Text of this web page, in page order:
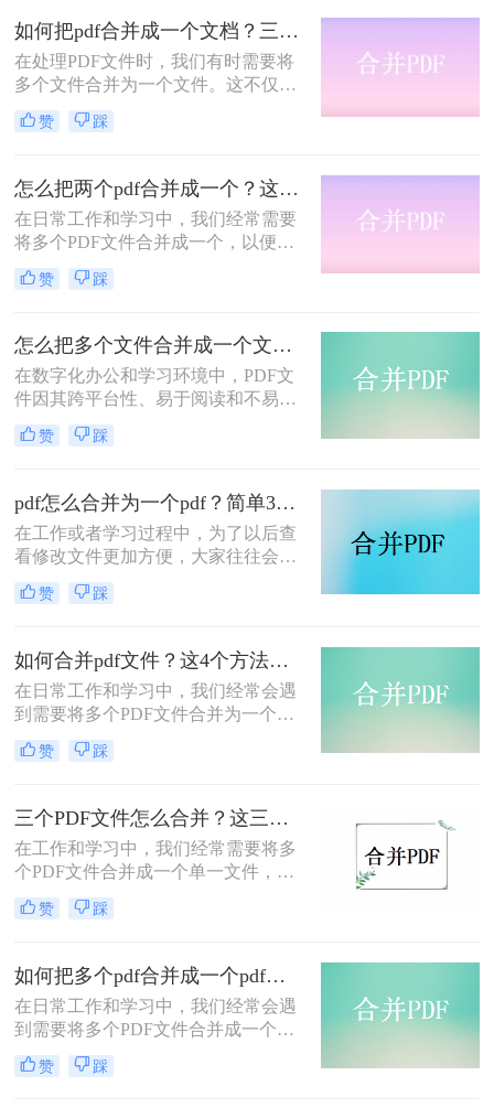
并怎么弄呢？本文将介绍两种PDF合
并的方法。
如何把pdf合并成一个文档？三个方法教会你！
在处理PDF文件时，我们有时需要将
多个文件合并为一个文件。这不仅方
便整理和归档，还能更好地进行分享
和传输。有多种方法可以实现这一需
呢？下面将介绍三种常用的方法。
赞 踩
怎么把两个pdf合并成一个？这三个方法教你合并文件！
在日常工作和学习中，我们经常需要
将多个PDF文件合并成一个，以便于
分享、打印和存档。那么怎么把两个
pdf合并成一个呢？本文将介绍三种常
法，帮助您根据不同的需求选择最合
适的方式。
赞 踩
怎么把多个文件合并成一个文件？这3个方法收藏起来吧！
在数字化办公和学习环境中，PDF文
件因其跨平台性、易于阅读和不易被
篡改的特性而广受欢迎。然而，随着
日常工作的积累，我们可能会面临需
情况，以便于整理、分享或存档。那
么怎么把多个文件合并成一个文件
呢？本文将详细介绍几种将多个PDF
文件合并成一个文件的有效方法，帮
助您高效管理PDF文档。
赞 踩
pdf怎么合并为一个pdf？简单3种方法请查收！
在工作或者学习过程中，为了以后查
看修改文件更加方便，大家往往会把
不同类型的文件信息保存到不一样的
文档中，就比如现在比较常用的PDF
个文件夹。这样操作有利也有弊，不
同的内容放到不一样的地方，虽然不
会造成混淆，但是整合内容就会变得
麻烦了，遇到这种情况，我们就可以
把这些PDF文档合并成为一个，这样
同类型的文件就会整合在一个文档里
呢？下面一起看看吧。
赞 踩
如何合并pdf文件？这4个方法帮你搞定！
在日常工作和学习中，我们经常会遇
到需要将多个PDF文件合并为一个文
件的情况。无论是整理研究报告、整
理会议纪要还是整合同一主题的多个
需求。幸运的是，这个过程并不复
杂，有多种方法可以实现。那么如何
合并pdf文件呢？本文将介绍几种常见
的合并PDF文件的方法。
赞 踩
三个PDF文件怎么合并？这三种操作方法十分简单！
在工作和学习中，我们经常需要将多
个PDF文件合并成一个单一文件，以
方便管理和分享。不论是整理会议记
录、归档项目文档还是汇总报告材
都能大大提高效率。那么三个PDF文
件怎么合并呢？下面将介绍三种简单
的方法，帮助你快速将三个PDF文件
合并在一起。
赞 踩
如何把多个pdf合并成一个pdf文件？分享3个简单的方法！
在日常工作和学习中，我们经常会遇
到需要将多个PDF文件合并成一个单
独文件的情况。这样做不仅可以简化
文件管理，还能在分享或演示时提供
赞 踩